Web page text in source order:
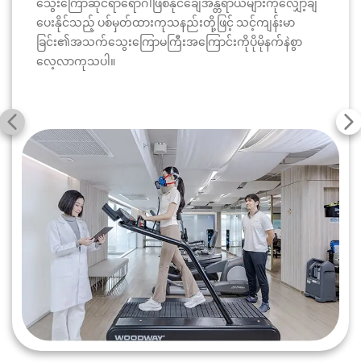
သွေးကြောဆိုင်ရာရောဂါဖြစ်နိုင်ချေအန္တရာယ်များကိုလျှော့ချ
ပေးနိုင်သည့် ပစ်မှတ်ထားကုသနည်းတို့ဖြင့် သင့်ကျန်းမာ
ခြင်း၏အသက်သွေးကြောမကြီးအကြောင်းကိုပိုမိုနက်နဲစွာ
လေ့လာကုသပါ။